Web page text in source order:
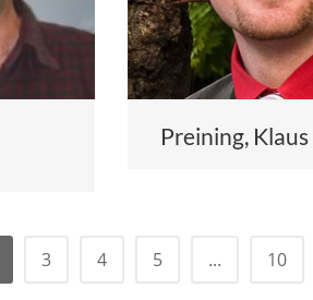
Preining, Klaus
3 4 5 ... 10